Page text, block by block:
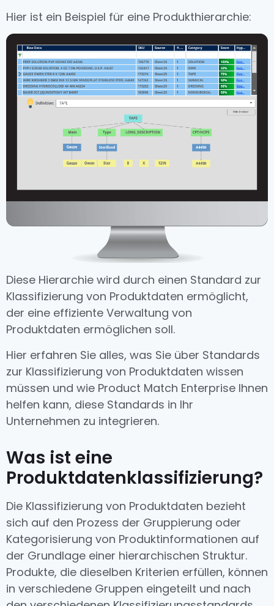
Hier ist ein Beispiel für eine Produkthierarchie:
Diese Hierarchie wird durch einen Standard zur
Klassifizierung von Produktdaten ermöglicht,
der eine effiziente Verwaltung von
Produktdaten ermöglichen soll.
Hier erfahren Sie alles, was Sie über Standards
zur Klassifizierung von Produktdaten wissen
müssen und wie Product Match Enterprise Ihnen
helfen kann, diese Standards in Ihr
Unternehmen zu integrieren.
Was ist eine
Produktdatenklassifizierung?
Die Klassifizierung von Produktdaten bezieht
sich auf den Prozess der Gruppierung oder
Kategorisierung von Produktinformationen auf
der Grundlage einer hierarchischen Struktur.
Produkte, die dieselben Kriterien erfüllen, können
in verschiedene Gruppen eingeteilt und nach